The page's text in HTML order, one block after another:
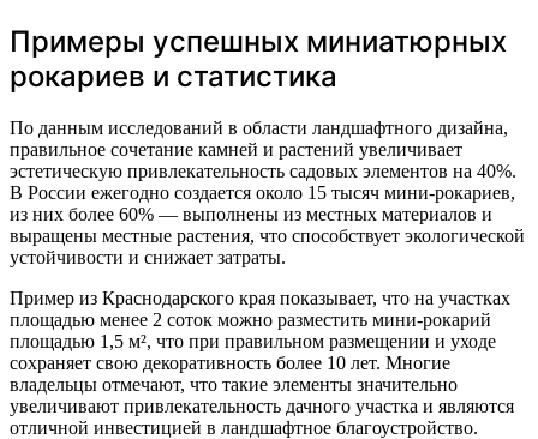
Примеры успешных миниатюрных
рокариев и статистика
По данным исследований в области ландшафтного дизайна,
правильное сочетание камней и растений увеличивает
эстетическую привлекательность садовых элементов на 40%.
В России ежегодно создается около 15 тысяч мини-рокариев,
из них более 60% — выполнены из местных материалов и
выращены местные растения, что способствует экологической
устойчивости и снижает затраты.
Пример из Краснодарского края показывает, что на участках
площадью менее 2 соток можно разместить мини-рокарий
площадью 1,5 м², что при правильном размещении и уходе
сохраняет свою декоративность более 10 лет. Многие
владельцы отмечают, что такие элементы значительно
увеличивают привлекательность дачного участка и являются
отличной инвестицией в ландшафтное благоустройство.